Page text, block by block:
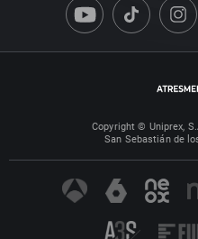
Copyright © Uniprex,
San Sebastián de